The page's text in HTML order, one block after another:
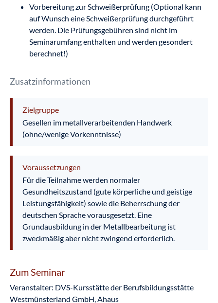
Vorbereitung zur Schweißerprüfung (Optional kann
auf Wunsch eine Schweißerprüfung durchgeführt
werden. Die Prüfungsgebühren sind nicht im
Seminarumfang enthalten und werden gesondert
berechnet!)
Zusatzinformationen
Zielgruppe
Gesellen im metallverarbeitenden Handwerk
(ohne/wenige Vorkenntnisse)
Voraussetzungen
Für die Teilnahme werden normaler
Gesundheitszustand (gute körperliche und geistige
Leistungsfähigkeit) sowie die Beherrschung der
deutschen Sprache vorausgesetzt. Eine
Grundausbildung in der Metallbearbeitung ist
zweckmäßig aber nicht zwingend erforderlich.
Zum Seminar
Veranstalter: DVS-Kursstätte der Berufsbildungsstätte
Westmünsterland GmbH, Ahaus